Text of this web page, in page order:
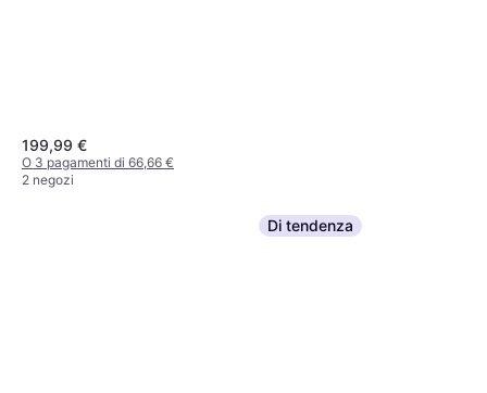
199,99 €
O 3 pagamenti di 66,66 €
2 negozi
Di tendenza